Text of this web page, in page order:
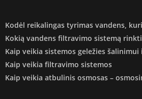
Kodėl reikalingas tyrimas vandens,
Kokią vandens filtravimo sistemą
Kaip veikia sistemos geležies šalinimui
Kaip veikia filtravimo sistemos
Kaip veikia atbulinis osmosas –